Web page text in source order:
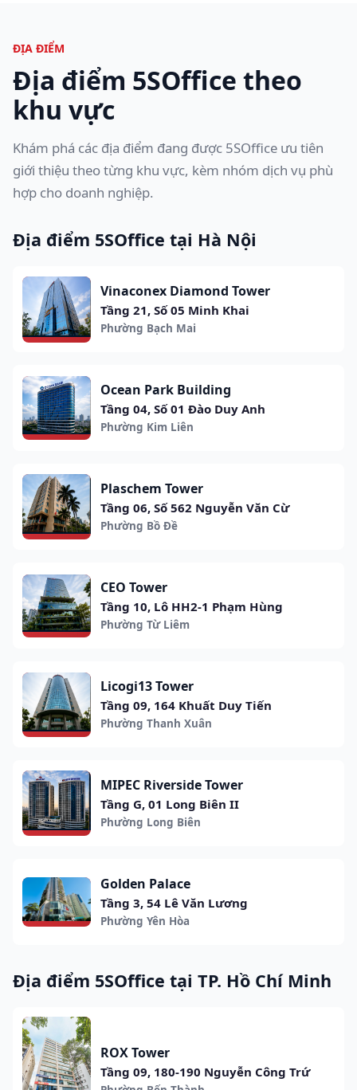
ĐỊA ĐIỂM
Địa điểm 5SOffice theo
khu vực
Khám phá các địa điểm đang được 5SOffice ưu tiên
giới thiệu theo từng khu vực, kèm nhóm dịch vụ phù
hợp cho doanh nghiệp.
Địa điểm 5SOffice tại Hà Nội
Vinaconex Diamond Tower
Tầng 21, Số 05 Minh Khai
Phường Bạch Mai
Ocean Park Building
Tầng 04, Số 01 Đào Duy Anh
Phường Kim Liên
Plaschem Tower
Tầng 06, Số 562 Nguyễn Văn Cừ
Phường Bồ Đề
CEO Tower
Tầng 10, Lô HH2-1 Phạm Hùng
Phường Từ Liêm
Licogi13 Tower
Tầng 09, 164 Khuất Duy Tiến
Phường Thanh Xuân
MIPEC Riverside Tower
Tầng G, 01 Long Biên II
Phường Long Biên
Golden Palace
Tầng 3, 54 Lê Văn Lương
Phường Yên Hòa
Địa điểm 5SOffice tại TP. Hồ Chí Minh
ROX Tower
Tầng 09, 180-190 Nguyễn Công Trứ